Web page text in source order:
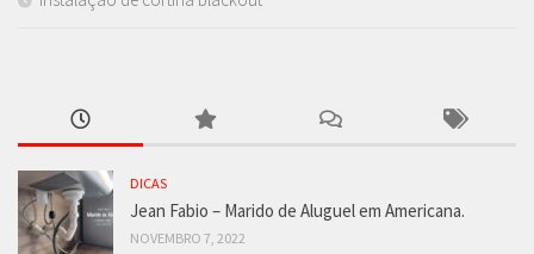
DICAS
Jean Fabio – Marido de Aluguel em Americana.
NOVEMBRO 7, 2022